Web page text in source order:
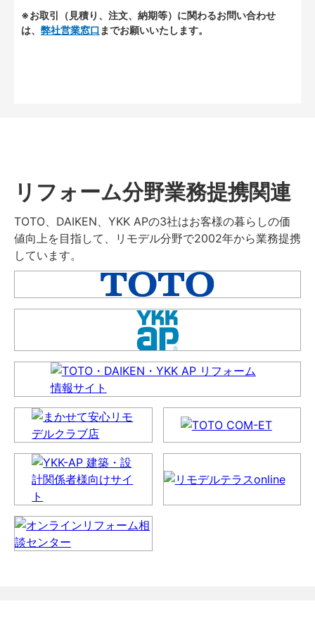
※お取引（見積り、注文、納期等）に関わるお問い合わせ
は、 弊社営業窓口 までお願いいたします。
リフォーム分野業務提携関連
TOTO、DAIKEN、YKK APの3社はお客様の暮らしの価
値向上を目指して、リモデル分野で2002年から業務提携
しています。